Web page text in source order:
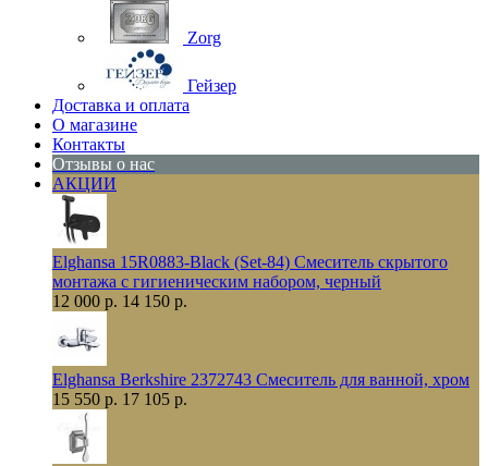
Zorg
Гейзер
Доставка и оплата
О магазине
Контакты
Отзывы о нас
АКЦИИ
Elghansa 15R0883-Black (Set-84) Смеситель скрытого
монтажа с гигиеническим набором, черный
12 000 р. 14 150 р.
Elghansa Berkshire 2372743 Смеситель для ванной, хром
15 550 р. 17 105 р.